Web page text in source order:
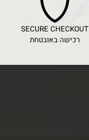
SECURE CHECKOUT
רכישה באובטחת